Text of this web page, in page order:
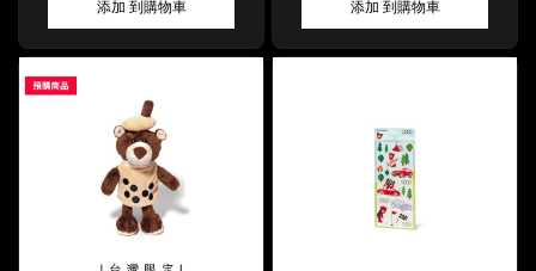
添加 到購物車 添加 到購物車